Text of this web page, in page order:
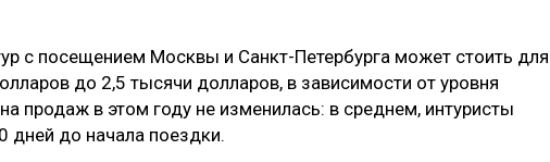
с посещением Москвы и Санкт-Петербурга может стоить для
до 2,5 тысячи долларов, в зависимости от уровня
продаж в этом году не изменилась: в среднем, интуристы
дней до начала поездки.